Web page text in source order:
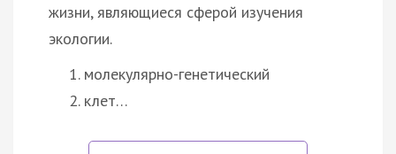
жизни, являющиеся сферой изучения
экологии.
молекулярно-генетический
клет…